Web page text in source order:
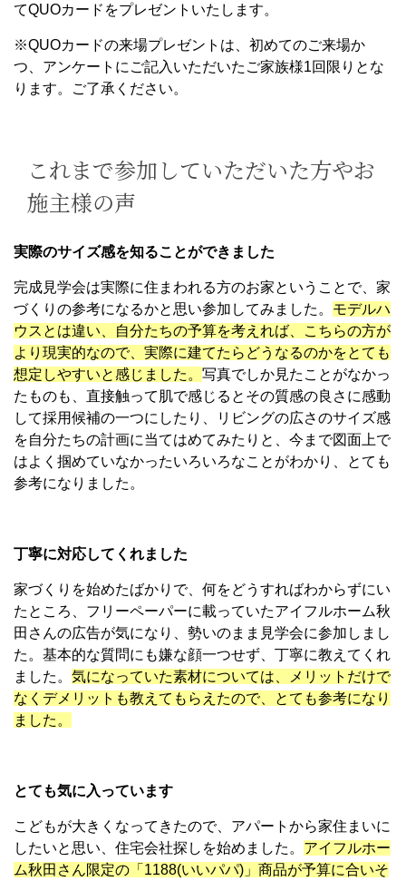
てQUOカードをプレゼントいたします。
※QUOカードの来場プレゼントは、初めてのご来場か
つ、アンケートにご記入いただいたご家族様1回限りとな
ります。ご了承ください。
これまで参加していただいた方やお
施主様の声
実際のサイズ感を知ることができました
完成見学会は実際に住まわれる方のお家ということで、家
づくりの参考になるかと思い参加してみました。 モデルハ
ウスとは違い、自分たちの予算を考えれば、こちらの方が
より現実的なので、実際に建てたらどうなるのかをとても
想定しやすいと感じました。 写真でしか見たことがなかっ
たものも、直接触って肌で感じるとその質感の良さに感動
して採用候補の一つにしたり、リビングの広さのサイズ感
を自分たちの計画に当てはめてみたりと、今まで図面上で
はよく掴めていなかったいろいろなことがわかり、とても
参考になりました。
丁寧に対応してくれました
家づくりを始めたばかりで、何をどうすればわからずにい
たところ、フリーペーパーに載っていたアイフルホーム秋
田さんの広告が気になり、勢いのまま見学会に参加しまし
た。基本的な質問にも嫌な顔一つせず、丁寧に教えてくれ
ました 。 気になっていた素材については、メリットだけで
なくデメリットも教えてもらえたので、とても参考になり
ました。
とても気に入っています
こどもが大きくなってきたので、アパートから家住まいに
したいと思い、住宅会社探しを始めました。 アイフルホー
ム秋田さん限定の「1188(いいパパ)」商品が予算に合いそ